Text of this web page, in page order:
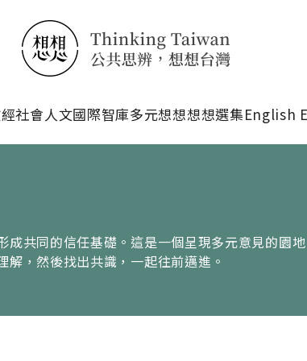
社會人文國際智庫多元想想想想選集English
共同的信任基礎。這是一個呈現多元意見的園地
，然後找出共識，一起往前邁進。